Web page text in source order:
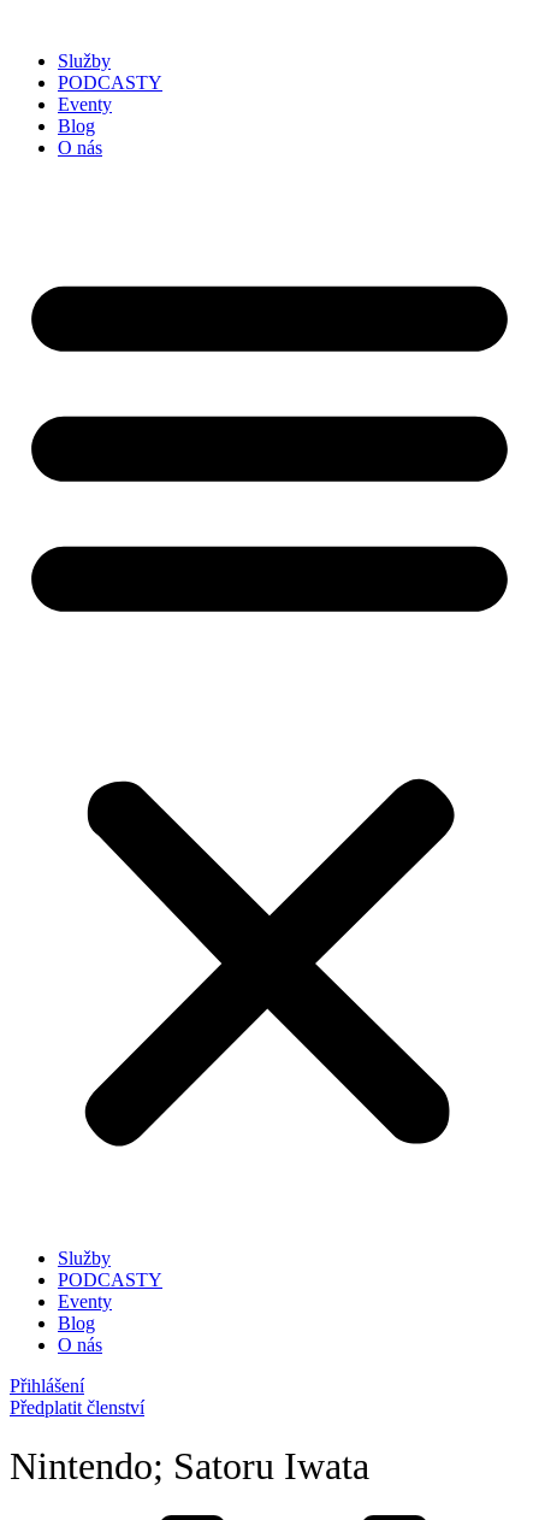
Služby
PODCASTY
Eventy
Blog
O nás
Služby
PODCASTY
Eventy
Blog
O nás
Přihlášení
Předplatit členství
Nintendo; Satoru Iwata